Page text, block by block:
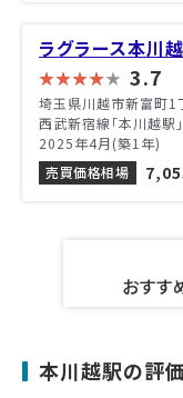
ラグラース本川越
3.7
埼玉県川越市新富町1
西武新宿線「本川越駅
2025年4月(築1年)
売買価格相場
おすす
本川越駅の評